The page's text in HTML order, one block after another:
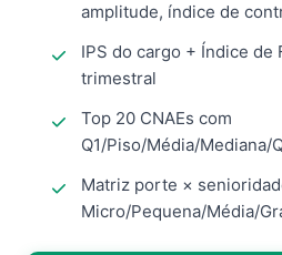
amplitude, índice de
IPS do cargo + Índice de
trimestral
Top 20 CNAEs com
Q1/Piso/Média/Mediana/
Matriz porte ×
Micro/Pequena/Média/